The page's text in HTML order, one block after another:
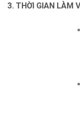
3. THỜI GIAN LÀM